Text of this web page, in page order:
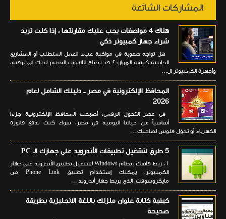
المشاركات الشائعة
هناك 4 مواصفات يجب عليك مقارنتها ، إذا كنت تريد
شراء جهاز كمبيوتر ذكي
هل تواجه صعوبة في مواكبة عبء العمل المتطلب أو المشاريع
الجانبية كثيفة الموارد؟ قد يحتاج اللابتوب القديم لديك إلى ترقية،
وأجهزة الكمبيوتر ال...
المحافظ الإلكترونية في مصر ــ دليلك الشامل لعام
2026
في عصر التحول الرقمي، أصبحت المحافظ الإلكترونية جزءاً
أساسياً من حياتنا اليومية في مصر، سواء كنت تدفع فاتورة
الكهرباء أو تحوّل فلوس لصاحبك ...
5 طرق لتشغيل تطبيقات الأندرويد على جهازك الـ PC
1. ربط هاتفك بنظام Windows لتشغيل تطبيق الأندرويد على جهاز
الكمبيوتر، يمكنك إستخدام تطبيق Phone Link من
مايكروسوفت، الذي يربط جهاز أندرويد ...
كيفية كتابة عنوان منزلك باللغة الانجليزية بطريقة
صحيحة